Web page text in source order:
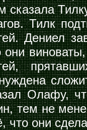
сказала
Тилк
Дениел
они
Олафу,
тем не
что они